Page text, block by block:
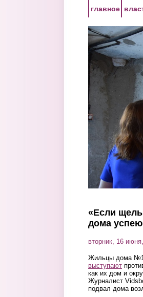
главное
«Если щель
дома
вторник, 16
Жильцы дома
выступают
как их дом и
Журналист
подвал дома